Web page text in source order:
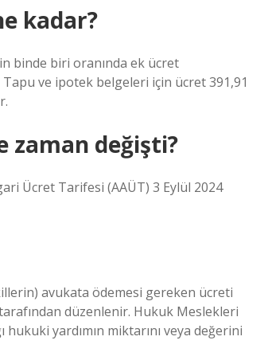
kadar?
binde biri oranında ek ücret
ve ipotek belgeleri için ücret 391,91
zaman değişti?
Ücret Tarifesi (AAÜT) 3 Eylül 2024
avukata ödemesi gereken ücreti
düzenlenir. Hukuk Meslekleri
hukuki yardımın miktarını veya değerini